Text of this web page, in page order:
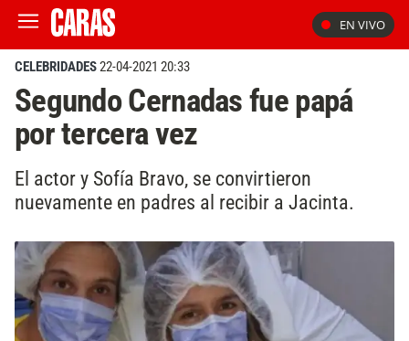
EN VIVO
CELEBRIDADES22-04-2021 20:33
Segundo Cernadas fue papá
por tercera vez
El actor y Sofía Bravo, se convirtieron
nuevamente en padres al recibir a Jacinta.